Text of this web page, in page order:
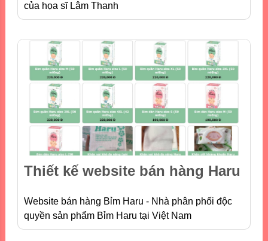
của họa sĩ Lâm Thanh
Thiết kế website bán hàng Haru
Website bán hàng Bỉm Haru - Nhà phân phối độc
quyền sản phẩm Bỉm Haru tại Việt Nam